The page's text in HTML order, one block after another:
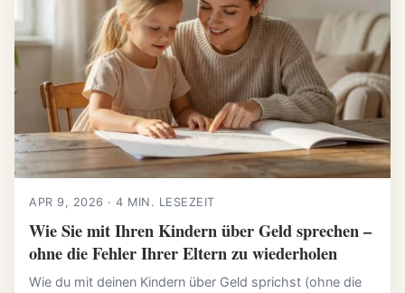
APR 9, 2026 · 4 MIN. LESEZEIT
Wie Sie mit Ihren Kindern über Geld sprechen –
ohne die Fehler Ihrer Eltern zu wiederholen
Wie du mit deinen Kindern über Geld sprichst (ohne die